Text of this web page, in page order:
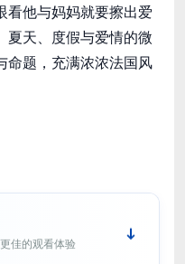
看他与妈妈就要擦出爱
夏天、度假与爱情的微
命题，充满浓浓法国风
佳的观看体验